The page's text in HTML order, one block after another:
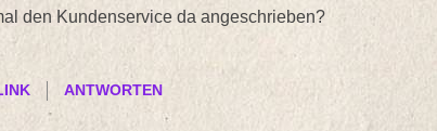
den Kundenservice da angeschrieben?
ANTWORTEN